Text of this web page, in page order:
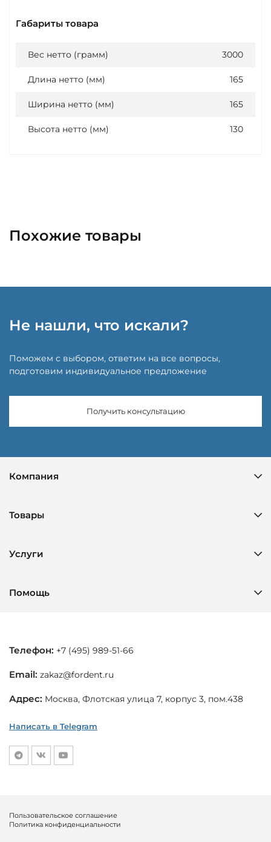
Габариты товара
Вес нетто (грамм) 3000
Длина нетто (мм) 165
Ширина нетто (мм) 165
Высота нетто (мм) 130
Похожие товары
Не нашли, что искали?
Поможем с выбором, ответим на все вопросы,
подготовим индивидуальное предложение
Получить консультацию
Компания
Товары
Услуги
Помощь
Телефон: +7 (495) 989-51-66
Email: zakaz@fordent.ru
Адрес: Москва, Флотская улица 7, корпус 3, пом.438
Написать в Telegram
Пользовательское соглашение
Политика конфиденциальности